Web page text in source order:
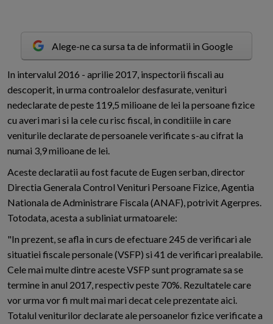
Alege-ne ca sursa ta de informatii in Google
In intervalul 2016 - aprilie 2017, inspectorii fiscali au
descoperit, in urma controalelor desfasurate, venituri
nedeclarate de peste 119,5 milioane de lei la persoane fizice
cu averi mari si la cele cu risc fiscal, in conditiile in care
veniturile declarate de persoanele verificate s-au cifrat la
numai 3,9 milioane de lei.
Aceste declaratii au fost facute de Eugen serban, director
Directia Generala Control Venituri Persoane Fizice, Agentia
Nationala de Administrare Fiscala (ANAF), potrivit Agerpres.
Totodata, acesta a subliniat urmatoarele:
"In prezent, se afla in curs de efectuare 245 de verificari ale
situatiei fiscale personale (VSFP) si 41 de verificari prealabile.
Cele mai multe dintre aceste VSFP sunt programate sa se
termine in anul 2017, respectiv peste 70%. Rezultatele care
vor urma vor fi mult mai mari decat cele prezentate aici.
Totalul veniturilor declarate ale persoanelor fizice verificate a